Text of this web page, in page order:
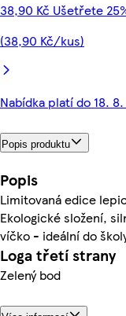
38,90 Kč Ušetřete
(38,90 Kč/kus)
Nabídka platí do 18.
Popis produktu
Popis
Limitovaná edice
Ekologické složení,
víčko - ideální do
Loga třetí strany
Zelený bod